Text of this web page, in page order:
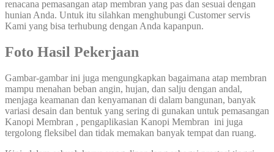
renacana pemasangan atap membran yang pas dan sesuai dengan
hunian Anda. Untuk itu silahkan menghubungi Customer servis
Kami yang bisa terhubung dengan Anda kapanpun.
Foto Hasil Pekerjaan
Gambar-gambar ini juga mengungkapkan bagaimana atap membran
mampu menahan beban angin, hujan, dan salju dengan andal,
menjaga keamanan dan kenyamanan di dalam bangunan, banyak
variasi desain dan bentuk yang sering di gunakan untuk pemasangan
Kanopi Membran , pengaplikasian Kanopi Membran ini juga
tergolong fleksibel dan tidak memakan banyak tempat dan ruang.